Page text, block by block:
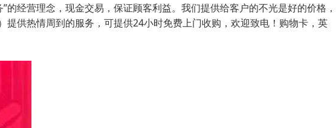
的经营理念，现金交易，保证顾客利益。我们提供给客户的不光是好的价格
提供热情周到的服务，可提供24小时免费上门收购，欢迎致电！购物卡，英